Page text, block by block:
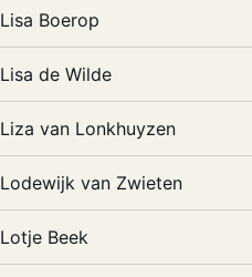
Lisa Boerop
Lisa de Wilde
Liza van Lonkhuyzen
Lodewijk van Zwieten
Lotje Beek